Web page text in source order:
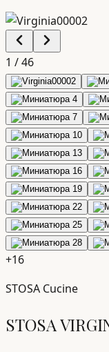
1 /46
+16
STOSA Cucine
STOSA